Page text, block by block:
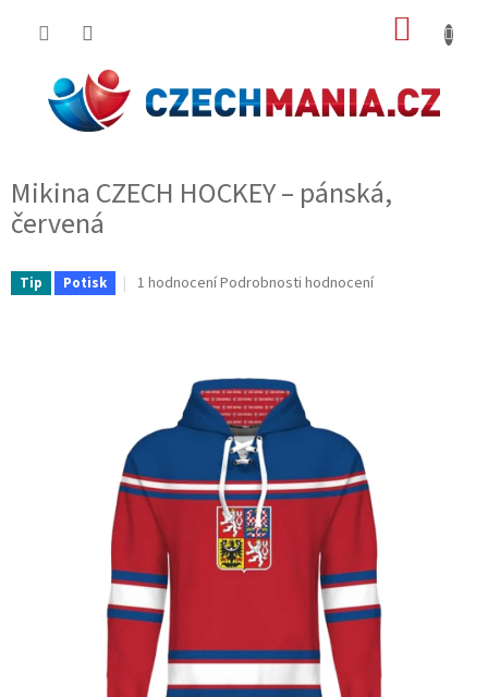
Mikina CZECH HOCKEY – pánská,
červená
Tip Potisk
Průměrné
hvězdiček.
1 hodnoceníPodrobnosti hodnocení